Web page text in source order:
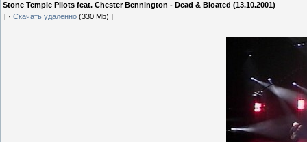
Stone Temple Pilots feat. Chester Bennington - Dead & Bloated (13.10.2001)
[ · Скачать удаленно (330 Mb) ]